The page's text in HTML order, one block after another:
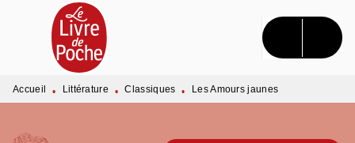
MENU RECHERCHE CONTENU
PIED DE PAGE
Accueil • Littérature • Classiques • Les Amours jaunes